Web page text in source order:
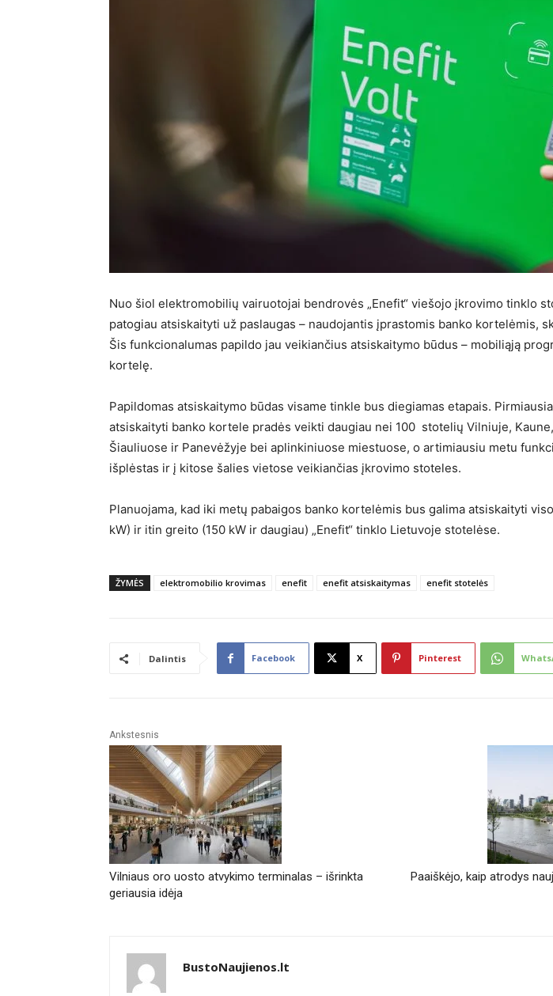
Nuo šiol elektromobilių vairuotojai bendrovės „Enefit“ viešojo įkrovimo tinklo
patogiau atsiskaityti už paslaugas – naudojantis įprastomis banko kortelėmis,
Šis funkcionalumas papildo jau veikiančius atsiskaitymo būdus – mobiliąją
kortelę.
Papildomas atsiskaitymo būdas visame tinkle bus diegiamas etapais.
atsiskaityti banko kortele pradės veikti daugiau nei 100 stotelių Vilniuje,
Šiauliuose ir Panevėžyje bei aplinkiniuose miestuose, o artimiausiu metu
išplėstas ir į kitose šalies vietose veikiančias įkrovimo stoteles.
Planuojama, kad iki metų pabaigos banko kortelėmis bus galima atsiskaityti
kW) ir itin greito (150 kW ir daugiau) „Enefit“ tinklo Lietuvoje stotelėse.
ŽYMĖS elektromobilio krovimas enefit enefit atsiskaitymas enefit stotelės
Dalintis Facebook X Pinterest
Ankstesnis
Vilniaus oro uosto atvykimo terminalas – išrinkta
geriausia idėja
Paaiškėjo, kaip atrodys
BustoNaujienos.lt